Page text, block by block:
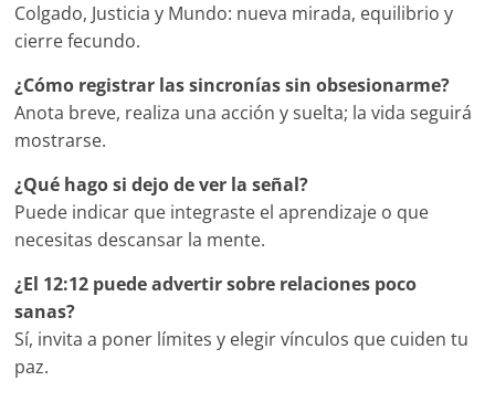
Colgado, Justicia y Mundo: nueva mirada, equilibrio y
cierre fecundo.
¿Cómo registrar las sincronías sin obsesionarme?
Anota breve, realiza una acción y suelta; la vida seguirá
mostrarse.
¿Qué hago si dejo de ver la señal?
Puede indicar que integraste el aprendizaje o que
necesitas descansar la mente.
¿El 12:12 puede advertir sobre relaciones poco
sanas?
Sí, invita a poner límites y elegir vínculos que cuiden tu
paz.